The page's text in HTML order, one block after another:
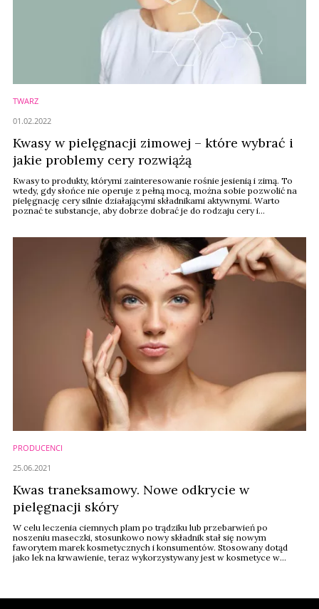
TWARZ
Kwasy w pielęgnacji zimowej – które wybrać i
jakie problemy cery rozwiążą
Kwasy to produkty, którymi zainteresowanie rośnie jesienią i zimą. To
wtedy, gdy słońce nie operuje z pełną mocą, można sobie pozwolić na
pielęgnację cery silnie działającymi składnikami aktywnymi. Warto
poznać te substancje, aby dobrze dobrać je do rodzaju cery i
01.02.2022
PRODUCENCI
Kwas traneksamowy. Nowe odkrycie w
pielęgnacji skóry
W celu leczenia ciemnych plam po trądziku lub przebarwień po
noszeniu maseczki, stosunkowo nowy składnik stał się nowym
faworytem marek kosmetycznych i konsumentów. Stosowany dotąd
jako lek na krwawienie, teraz wykorzystywany jest w kosmetyce w
25.06.2021